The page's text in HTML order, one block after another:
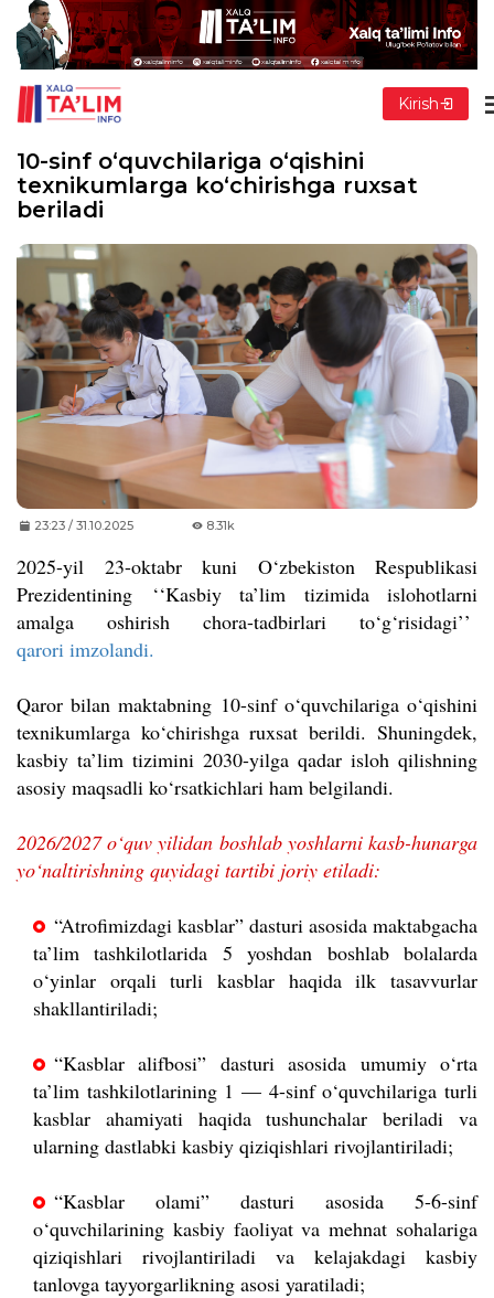
Kirish
10-sinf o‘quvchilariga o‘qishini
texnikumlarga ko‘chirishga ruxsat
beriladi
23:23 / 31.10.2025 8.31k
2025-yil 23-oktabr kuni O‘zbekiston Respublikasi
Prezidentining
‘‘Kasbiy ta’lim tizimida islohotlarni
amalga oshirish chora-tadbirlari to‘g‘risidagi’’
qarori imzolandi.
Qaror bilan maktabning 10-sinf o‘quvchilariga o‘qishini
texnikumlarga ko‘chirishga ruxsat berildi. Shuningdek,
kasbiy ta’lim tizimini 2030-yilga qadar isloh qilishning
asosiy maqsadli ko‘rsatkichlari ham belgilandi.
2026/2027 o‘quv yilidan boshlab yoshlarni kasb-hunarga
yo‘naltirishning quyidagi tartibi joriy etiladi:
“Atrofimizdagi kasblar” dasturi asosida maktabgacha
ta’lim tashkilotlarida 5 yoshdan boshlab bolalarda
o‘yinlar orqali turli kasblar haqida ilk tasavvurlar
shakllantiriladi;
“Kasblar alifbosi” dasturi asosida umumiy o‘rta
ta’lim tashkilotlarining 1 — 4-sinf o‘quvchilariga turli
kasblar ahamiyati haqida tushunchalar beriladi va
ularning dastlabki kasbiy qiziqishlari rivojlantiriladi;
“Kasblar olami” dasturi asosida 5-6-sinf
o‘quvchilarining kasbiy faoliyat va mehnat sohalariga
qiziqishlari rivojlantiriladi va kelajakdagi kasbiy
tanlovga tayyorgarlikning asosi yaratiladi;